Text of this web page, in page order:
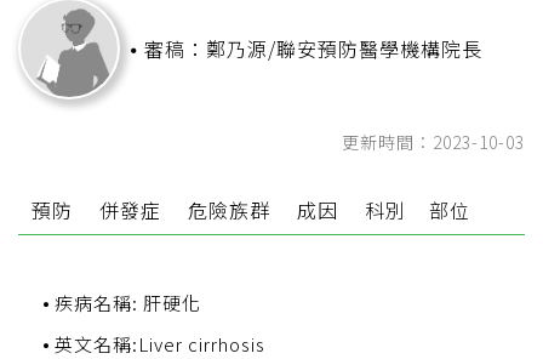
審稿：鄭乃源/聯安預防醫學機構院長
更新時間：2023-10-03
預防 併發症 危險族群 成因 科別 部位
疾病名稱: 肝硬化
英文名稱:Liver cirrhosis